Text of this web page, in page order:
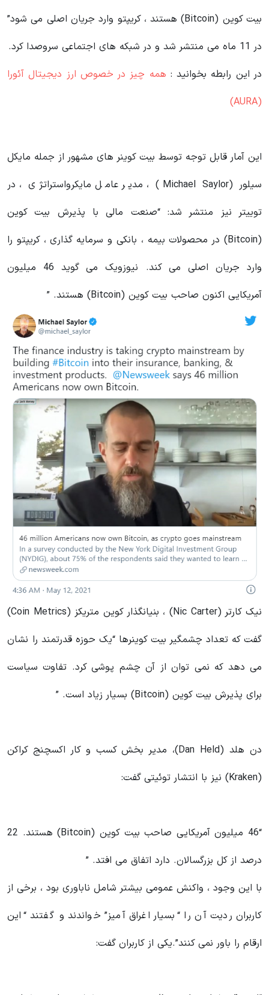
بیت کوین (Bitcoin) هستند ، کریپتو وارد جریان اصلی می شود”
در 11 ماه می منتشر شد و در شبکه های اجتماعی سروصدا کرد.
در این رابطه بخوانید‌ : همه چیز در خصوص ارز دیجیتال آئورا
(AURA)
این آمار قابل توجه توسط بیت کوینر های مشهور از جمله مایکل
سیلور (Michael Saylor) ، مدیر عامل مایکرواستراتژی ، در
توییتر نیز منتشر شد: “صنعت مالی با پذیرش بیت کوین
(Bitcoin) در محصولات بیمه ، بانکی و سرمایه گذاری ، کریپتو را
وارد جریان اصلی می کند. نیوزویک می گوید 46 میلیون
آمریکایی اکنون صاحب بیت کوین (Bitcoin) هستند. ”
نیک کارتر (Nic Carter) ، بنیانگذار کوین متریکز (Coin Metrics)
گفت که تعداد چشمگیر بیت کوینرها “یک حوزه قدرتمند را نشان
می دهد که نمی توان از آن چشم پوشی کرد. تفاوت سیاست
برای پذیرش بیت کوین (Bitcoin) بسیار زیاد است. ”
دن هلد (Dan Held)، مدیر بخش کسب‌ و کار اکسچنج کراکن
(Kraken) نیز با انتشار توئیتی گفت:
“46 میلیون آمریکایی صاحب بیت کوین (Bitcoin) هستند. 22
درصد از کل بزرگسالان. دارد اتفاق می افتد. ”
با این وجود ، واکنش عمومی بیشتر شامل ناباوری بود ، برخی از
کاربران ردیت آن را “بسیار اغراق آمیز” خواندند و گفتند “این
ارقام را باور نمی کنند”.یکی از کاربران گفت: